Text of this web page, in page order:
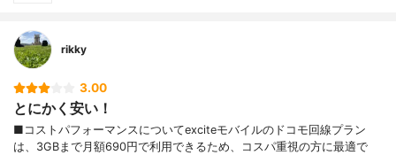
rikky
3.00
とにかく安い！
■コストパフォーマンスについてexciteモバイルのドコモ回線プラン
は、3GBまで月額690円で利用できるため、コスパ重視の方に最適で